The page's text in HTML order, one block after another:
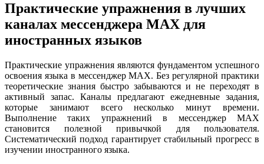
Практические упражнения в лучших
каналах мессенджера MAX для
иностранных языков
Практические упражнения являются фундаментом успешного
освоения языка в мессенджер MAX. Без регулярной практики
теоретические знания быстро забываются и не переходят в
активный запас. Каналы предлагают ежедневные задания,
которые занимают всего несколько минут времени.
Выполнение таких упражнений в мессенджер MAX
становится полезной привычкой для пользователя.
Систематический подход гарантирует стабильный прогресс в
изучении иностранного языка.